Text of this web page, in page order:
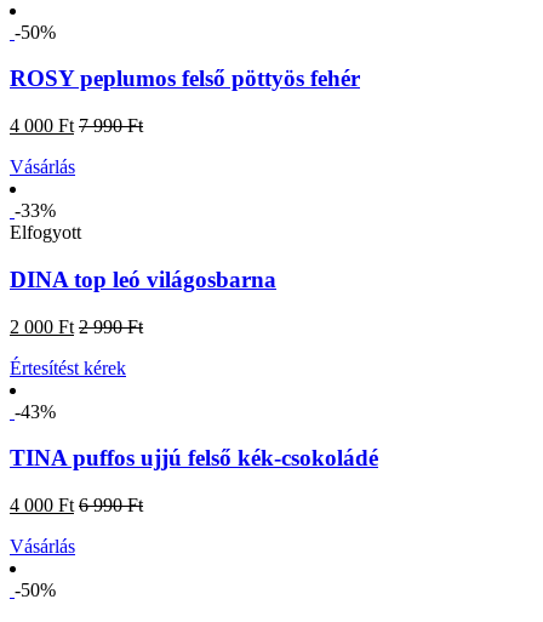
-50%
ROSY peplumos felső pöttyös fehér
4 000 Ft 7 990 Ft
Vásárlás
-33%
Elfogyott
DINA top leó világosbarna
2 000 Ft 2 990 Ft
Értesítést kérek
-43%
TINA puffos ujjú felső kék-csokoládé
4 000 Ft 6 990 Ft
Vásárlás
-50%